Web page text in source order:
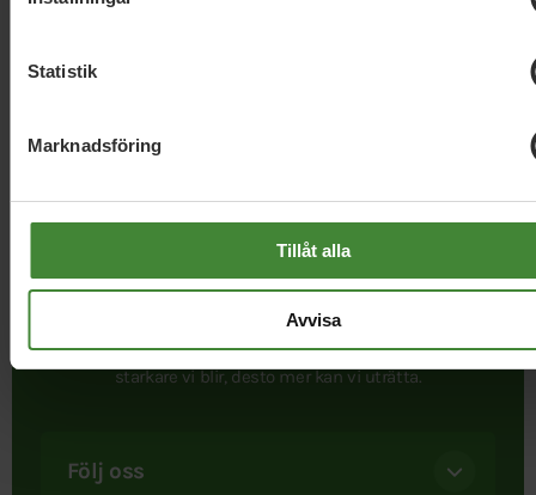
Statistik
Marknadsföring
Tillåt alla
Avvisa
I september 1981 bildades Miljöpartiet. Att ett parti satte
miljön främst var helt nytt. Det är det fortfarande. När
besluten ska fattas – då finns bara ett Miljöparti. Och ju
starkare vi blir, desto mer kan vi uträtta.
Följ oss